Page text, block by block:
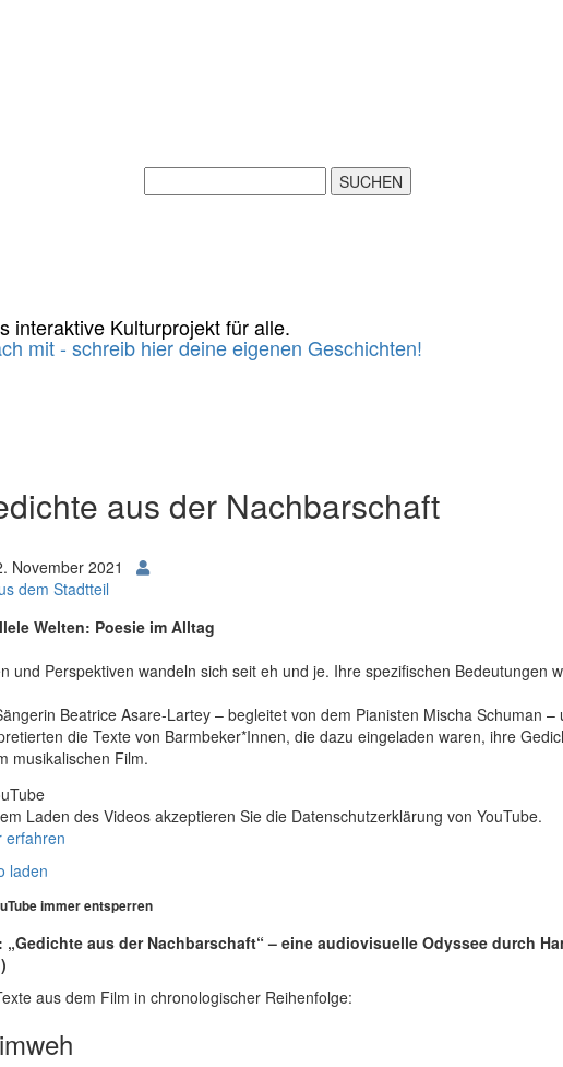
interaktive Kulturprojekt für alle.
mit - schreib hier deine eigenen Geschichten!
aus der Nachbarschaft
November 2021
dem Stadtteil
Welten: Poesie im Alltag
und Perspektiven wandeln sich seit eh und je. Ihre spezifischen Bedeutungen
Beatrice Asare-Lartey – begleitet von dem Pianisten Mischa Schuman
die Texte von Barmbeker*Innen, die dazu eingeladen waren, ihre
musikalischen Film.
Laden des Videos akzeptieren Sie die Datenschutzerklärung von YouTube.
erfahren
laden
immer entsperren
„Gedichte aus der Nachbarschaft“ – eine audiovisuelle Odyssee durch
aus dem Film in chronologischer Reihenfolge: